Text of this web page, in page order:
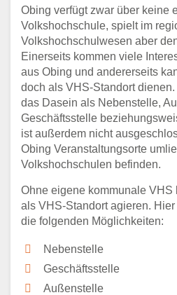
Obing verfügt zwar über keine
Volkshochschule, spielt im
Volkshochschulwesen aber
Einerseits kommen viele
aus Obing und andererseits
doch als VHS-Standort
das Dasein als Nebenstelle,
Geschäftsstelle
ist außerdem nicht
Obing Veranstaltungsorte
Volkshochschulen befinden.
Ohne eigene kommunale VHS
als VHS-Standort agieren.
die folgenden Möglichkeiten:
Nebenstelle
Geschäftsstelle
Außenstelle